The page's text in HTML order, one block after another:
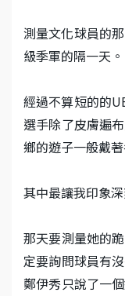
測量文化球員的
級季軍的隔一天。
經過不算短的的
選手除了皮膚遍
鄉的遊子一般戴
其中最讓我印象
那天要測量她的
定要詢問球員有
鄭伊秀只說了一